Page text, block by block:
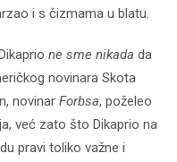
i s čizmama u blatu.
ne sme nikada da
novinara Skota
novinar Forbsa, poželeo
već zato što Dikaprio na
pravi toliko važne i